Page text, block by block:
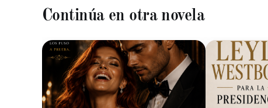
Continúa en otra novela